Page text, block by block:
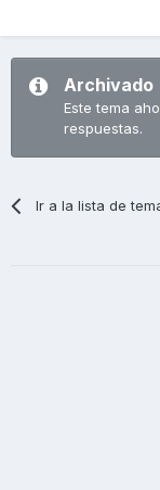
Archivado
Este tema
respuestas.
Ir a la lista de